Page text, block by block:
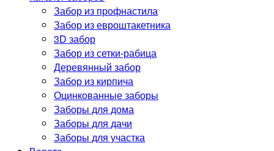
Забор из профнастила
Забор из евроштакетника
3D забор
Забор из сетки-рабица
Деревянный забор
Забор из кирпича
Оцинкованные заборы
Заборы для дома
Заборы для дачи
Заборы для участка